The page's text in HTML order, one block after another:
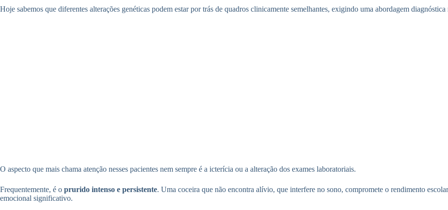
Hoje sabemos que diferentes alterações genéticas podem estar por trás de quadros clinicamente semelhantes, exigindo uma abordagem
O aspecto que mais chama atenção nesses pacientes nem sempre é a icterícia ou a alteração dos exames laboratoriais.
Frequentemente, é o prurido intenso e persistente. Uma coceira que não encontra alívio, que interfere no sono, compromete o rendimento
emocional significativo.